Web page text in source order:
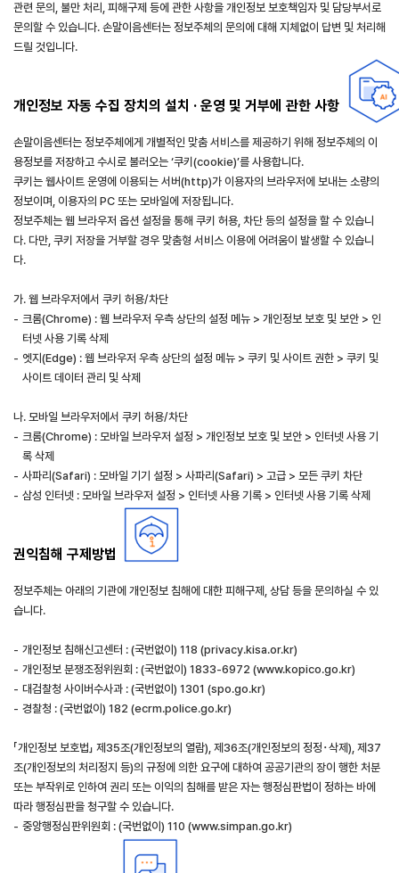
관련 문의, 불만 처리, 피해구제 등에 관한 사항을 개인정보 보호책임자 및 담당부서로
문의할 수 있습니다. 손말이음센터는 정보주체의 문의에 대해 지체없이 답변 및 처리해
드릴 것입니다.
개인정보 자동 수집 장치의 설치 · 운영 및 거부에 관한 사항
손말이음센터는 정보주체에게 개별적인 맞춤 서비스를 제공하기 위해 정보주체의 이
용정보를 저장하고 수시로 불러오는 ‘쿠키(cookie)’를 사용합니다.
쿠키는 웹사이트 운영에 이용되는 서버(http)가 이용자의 브라우저에 보내는 소량의
정보이며, 이용자의 PC 또는 모바일에 저장됩니다.
정보주체는 웹 브라우저 옵션 설정을 통해 쿠키 허용, 차단 등의 설정을 할 수 있습니
다. 다만, 쿠키 저장을 거부할 경우 맞춤형 서비스 이용에 어려움이 발생할 수 있습니
다.
가. 웹 브라우저에서 쿠키 허용/차단
- 크롬(Chrome) : 웹 브라우저 우측 상단의 설정 메뉴 > 개인정보 보호 및 보안 > 인
터넷 사용 기록 삭제
- 엣지(Edge) : 웹 브라우저 우측 상단의 설정 메뉴 > 쿠키 및 사이트 권한 > 쿠키 및
사이트 데이터 관리 및 삭제
나. 모바일 브라우저에서 쿠키 허용/차단
- 크롬(Chrome) : 모바일 브라우저 설정 > 개인정보 보호 및 보안 > 인터넷 사용 기
록 삭제
- 사파리(Safari) : 모바일 기기 설정 > 사파리(Safari) > 고급 > 모든 쿠키 차단
- 삼성 인터넷 : 모바일 브라우저 설정 > 인터넷 사용 기록 > 인터넷 사용 기록 삭제
권익침해 구제방법
정보주체는 아래의 기관에 개인정보 침해에 대한 피해구제, 상담 등을 문의하실 수 있
습니다.
- 개인정보 침해신고센터 : (국번없이) 118 (privacy.kisa.or.kr)
- 개인정보 분쟁조정위원회 : (국번없이) 1833-6972 (www.kopico.go.kr)
- 대검찰청 사이버수사과 : (국번없이) 1301 (spo.go.kr)
- 경찰청 : (국번없이) 182 (ecrm.police.go.kr)
「개인정보 보호법」 제35조(개인정보의 열람), 제36조(개인정보의 정정･삭제), 제37
조(개인정보의 처리정지 등)의 규정에 의한 요구에 대하여 공공기관의 장이 행한 처분
또는 부작위로 인하여 권리 또는 이익의 침해를 받은 자는 행정심판법이 정하는 바에
따라 행정심판을 청구할 수 있습니다.
- 중앙행정심판위원회 : (국번없이) 110 (www.simpan.go.kr)